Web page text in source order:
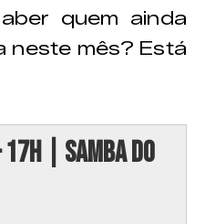
quem ainda
neste mês? Está
| Samba do